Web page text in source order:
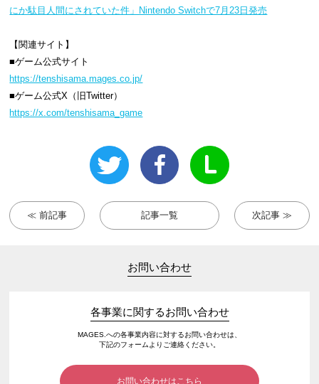
にか駄目人間にされていた件」Nintendo Switchで7月23日発売
【関連サイト】
■ゲーム公式サイト
https://tenshisama.mages.co.jp/
■ゲーム公式X（旧Twitter）
https://x.com/tenshisama_game
≪ 前記事 記事一覧 次記事 ≫
お問い合わせ
各事業に関するお問い合わせ
MAGES.への各事業内容に対するお問い合わせは、
下記のフォームよりご連絡ください。
お問い合わせはこちら